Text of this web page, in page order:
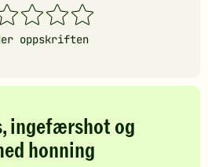
stjerner
3
stjerner
4
stjerner
5
stjerner
oppskriften
ingefærshot og
honning